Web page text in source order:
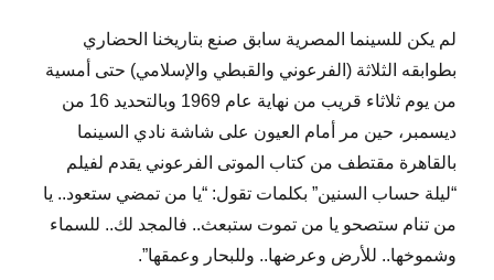
لم يكن للسينما المصرية سابق صنع بتاريخنا الحضاري
بطوابقه الثلاثة (الفرعوني والقبطي والإسلامي) حتى أمسية
من يوم ثلاثاء قريب من نهاية عام 1969 وبالتحديد 16 من
ديسمبر، حين مر أمام العيون على شاشة نادي السينما
بالقاهرة مقتطف من كتاب الموتى الفرعوني يقدم لفيلم
“ليلة حساب السنين” بكلمات تقول: “يا من تمضي ستعود.. يا
من تنام ستصحو يا من تموت ستبعث.. فالمجد لك.. للسماء
وشموخها.. للأرض وعرضها.. وللبحار وعمقها”.